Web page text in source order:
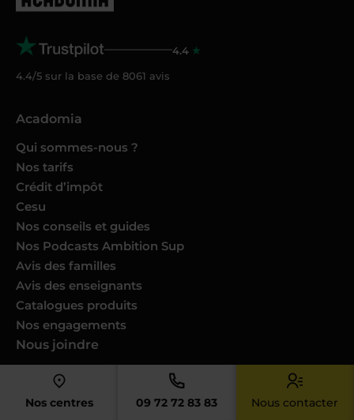
Nos centres 09 72 72 83 83 Nous contacter
4.4
4.4/5 sur la base de 8061 avis
Acadomia
Qui sommes-nous ?
Nos tarifs
Crédit d’impôt
Cesu
Nos conseils et guides
Nos Podcasts Ambition Sup
Avis des familles
Avis des enseignants
Catalogues produits
Nos engagements
Nous joindre
Devenir enseignant
Devenir professeur musique